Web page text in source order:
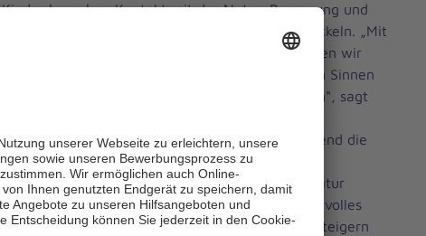
Kinder brauchen Kontakt mit der Natur, Bewegung und
eine ausgewogene Ernährung, um sich zu entwickeln. „Mit
dem Bildungsprogramm `AckerRacker` ermöglichen wir
Kindern zwischen drei und sechs Jahren mit allen Sinnen
zu erfahren, wo unsere Lebensmittel herkommen“, sagt
Kindertagesstätten des Regionalverbands. Während die
Kinder auf einer Ackerfläche ihr eigenes Gemüse
anbauen, wird spielerisch ihr Interesse für die Natur
geweckt. „Und ganz nebenbei erwerben sie wertvolles
Wissen über ökologische Zusammenhänge und steigern